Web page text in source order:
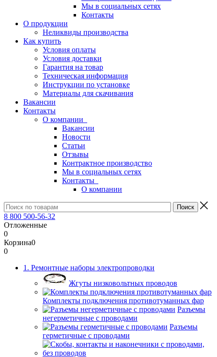
Мы в социальных сетях
Контакты
О продукции
Неликвиды производства
Как купить
Условия оплаты
Условия доставки
Гарантия на товар
Техническая информация
Инструкции по установке
Материалы для скачивания
Вакансии
Контакты
О компании
Вакансии
Новости
Статьи
Отзывы
Контрактное производство
Мы в социальных сетях
Контакты
О компании
8 800 500-56-32
Отложенные
0
Корзина0
0
1. Ремонтные наборы электропроводки
Жгуты низковольтных проводов
Комплекты подключения противотуманных фар
Разъемы
негерметичные с проводами
Разъемы
герметичные с проводами